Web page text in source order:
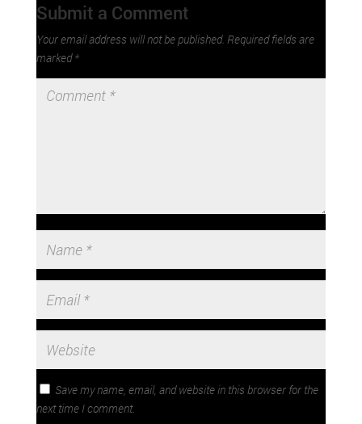
Submit a Comment
Your email address will not be published. Required fields are
marked*
Save my name, email, and website in this browser for the
next time I comment.